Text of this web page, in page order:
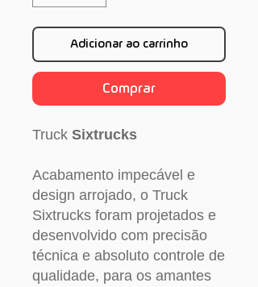
Adicionar ao carrinho
Comprar
Truck Sixtrucks
Acabamento impecável e
design arrojado, o Truck
Sixtrucks foram projetados e
desenvolvido com precisão
técnica e absoluto controle de
qualidade, para os amantes